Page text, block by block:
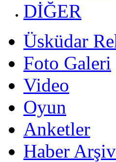
DİĞER
Üsküdar
Foto Galeri
Video
Oyun
Anketler
Haber